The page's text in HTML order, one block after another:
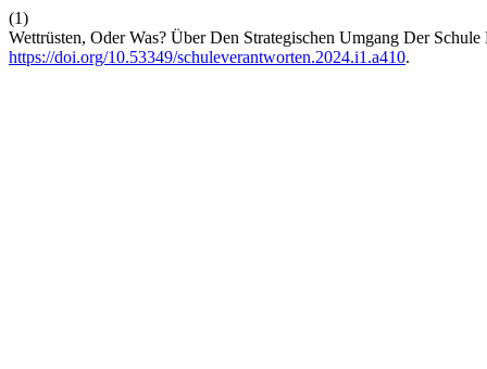
(1)
Wettrüsten, Oder Was? Über Den Strategischen Umgang Der
https://doi.org/10.53349/schuleverantworten.2024.i1.a410.